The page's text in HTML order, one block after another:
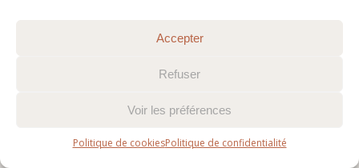
Accepter
Refuser
Voir les préférences
Politique de cookiesPolitique de confidentialité